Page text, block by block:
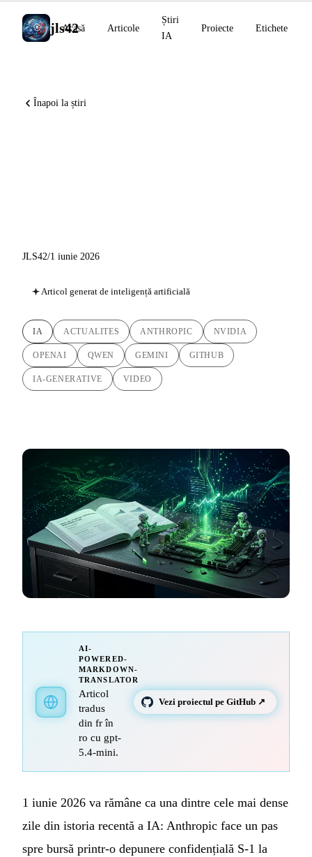
jls42
Acasă Articole
Știri
IA
Proiecte Etichete
Înapoi la știri
JLS42/1 iunie 2026
Articol generat de inteligență artificială
IA ACTUALITES ANTHROPIC NVIDIA
OPENAI QWEN GEMINI GITHUB
IA-GENERATIVE VIDEO
AI-
POWERED-
MARKDOWN-
TRANSLATOR
Articol
tradus
din fr în
ro cu gpt-
5.4-mini.
Vezi proiectul pe GitHub ↗
1 iunie 2026 va rămâne ca una dintre cele mai dense
zile din istoria recentă a IA: Anthropic face un pas
spre bursă printr-o depunere confidențială S-1 la